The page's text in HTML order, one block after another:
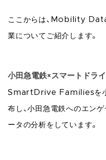
ここからは、Mobility
業についてご紹介します。
小田急電鉄×スマートドラ
SmartDrive Familiesを小
布し、小田急電鉄へのエン
ータの分析をしています。